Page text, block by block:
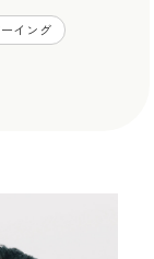
イング